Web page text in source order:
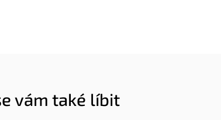
vám také líbit